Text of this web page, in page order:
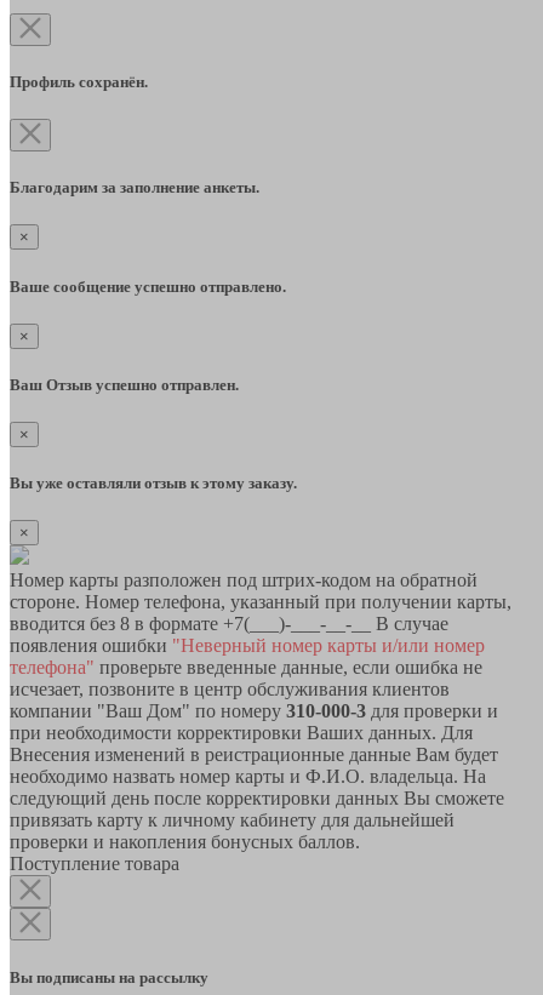
Профиль сохранён.
Благодарим за заполнение анкеты.
×
Ваше сообщение успешно отправлено.
×
Ваш Отзыв успешно отправлен.
×
Вы уже оставляли отзыв к этому заказу.
×
Номер карты разположен под штрих-кодом на обратной
стороне. Номер телефона, указанный при получении карты,
вводится без 8 в формате +7(___)-___-__-__ В случае
появления ошибки "Неверный номер карты и/или номер
телефона" проверьте введенные данные, если ошибка не
исчезает, позвоните в центр обслуживания клиентов
компании "Ваш Дом" по номеру 310-000-3 для проверки и
при необходимости корректировки Ваших данных. Для
Внесения изменений в реистрационные данные Вам будет
необходимо назвать номер карты и Ф.И.О. владельца. На
следующий день после корректировки данных Вы сможете
привязать карту к личному кабинету для дальнейшей
проверки и накопления бонусных баллов.
Поступление товара
Вы подписаны на рассылку